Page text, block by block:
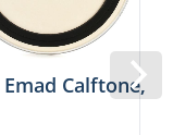
EvansCalftone,